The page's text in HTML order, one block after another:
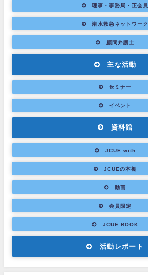
理事・事務局・正会員
潜水救急ネットワーク
顧問弁護士
主な活動
セミナー
イベント
資料館
JCUE with
JCUEの本棚
動画
会員限定
JCUE BOOK
活動レポート